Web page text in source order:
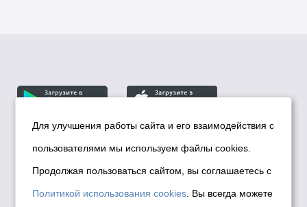
© Департамент информационной политики мэрии
города Новосибирска, 2026
Политика использования Cookies
Для улучшения работы сайта и его взаимодействия с
пользователями мы используем файлы cookies.
Продолжая пользоваться сайтом, вы соглашаетесь с
Политикой использования cookies . Вы всегда можете